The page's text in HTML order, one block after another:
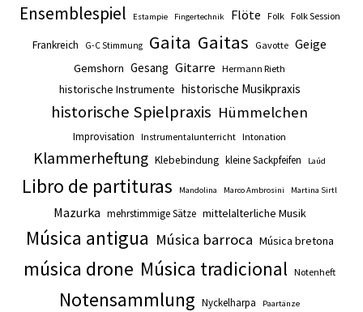
Ensemblespiel Estampie Fingertechnik Flöte Folk Folk Session
Frankreich G-C Stimmung Gaita Gaitas Gavotte Geige
Gemshorn Gesang Gitarre Hermann Rieth
historische Instrumente historische Musikpraxis
historische Spielpraxis Hümmelchen
Improvisation Instrumentalunterricht Intonation
Klammerheftung Klebebindung kleine Sackpfeifen Laúd
Libro de partituras Mandolina Marco Ambrosini Martina Sirtl
Mazurka mehrstimmige Sätze mittelalterliche Musik
Música antigua Música barroca Música bretona
música drone Música tradicional Notenheft
Notensammlung Nyckelharpa Paartänze